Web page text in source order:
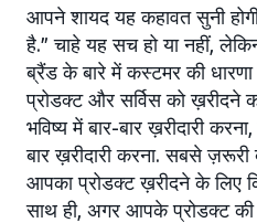
आपने शायद यह कहावत सुनी
है.” चाहे यह सच हो या नहीं,
ब्रैंड के बारे में कस्टमर की
प्रोडक्ट और सर्विस को ख़रीदने
भविष्य में बार-बार ख़रीदारी
बार ख़रीदारी करना. सबसे
आपका प्रोडक्ट ख़रीदने के लिए
साथ ही, अगर आपके प्रोडक्ट की